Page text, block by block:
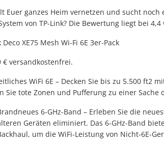
Euer ganzes Heim vernetzen und sucht
von TP-Link? Die Bewertung liegt bei 4,4
Deco XE75 Mesh Wi-Fi 6E 3er-Pack
€ versandkostenfrei.
WiFi 6E – Decken Sie bis zu 5.500 ft2
Sie tote Zonen und Pufferung zu einer Sache
6-GHz-Band – Erleben Sie die
Geräten eliminiert. Das 6-GHz-Band
um die WiFi-Leistung von Nicht-6E-